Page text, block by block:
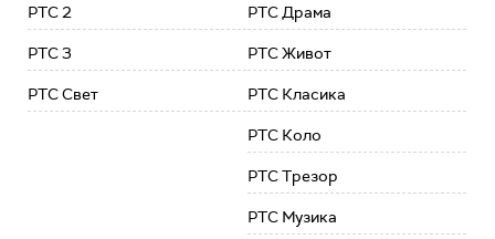
РТС 2
РТС 3
РТС Свет
РТС Драма
РТС Живот
РТС Класика
РТС Коло
РТС Трезор
РТС Музика